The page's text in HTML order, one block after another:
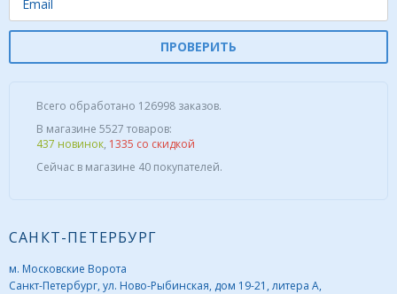
ПРОВЕРИТЬ
Всего обработано 126998 заказов.
В магазине 5527 товаров:
437 новинок, 1335 со скидкой
Сейчас в магазине 40 покупателей.
САНКТ-ПЕТЕРБУРГ
м. Московские Ворота
Санкт-Петербург, ул. Ново-Рыбинская, дом 19-21, литера А,